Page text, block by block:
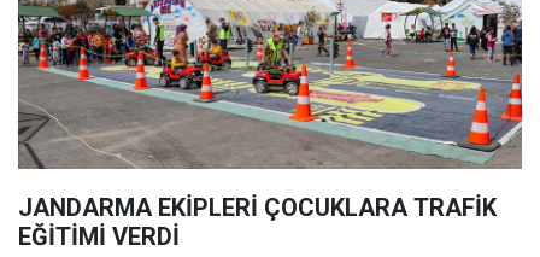
JANDARMA EKİPLERİ ÇOCUKLARA TRAFİK
EĞİTİMİ VERDİ